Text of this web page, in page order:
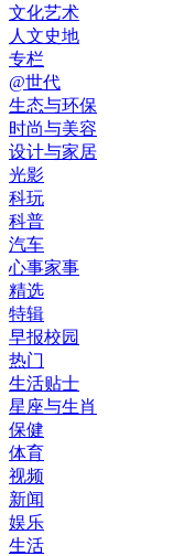
文化艺术
人文史地
专栏
@世代
生态与环保
时尚与美容
设计与家居
光影
科玩
科普
汽车
心事家事
精选
特辑
早报校园
热门
生活贴士
星座与生肖
保健
体育
视频
新闻
娱乐
生活